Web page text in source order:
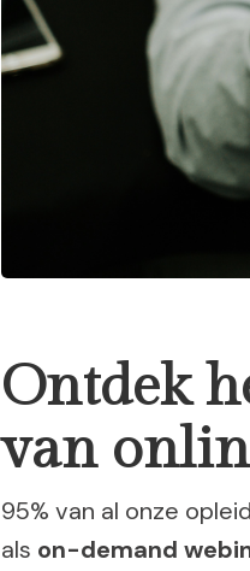
Ontdek
van
95% van al onze
als on-demand